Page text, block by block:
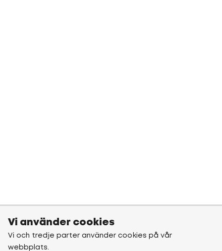
Vi använder cookies
Vi och tredje parter använder cookies på vår
webbplats.